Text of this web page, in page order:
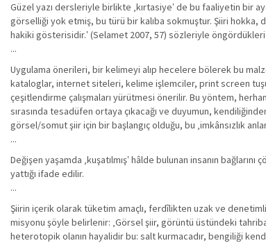
Güzel yazı dersleriyle birlikte ‚kırtasiye‛ de bu faaliyetin bir
görselliği yok etmiş, bu türü bir kalıba sokmuştur. Şiiri
hakiki gösterisidir.‛ (Selamet 2007, 57) sözleriyle öngördükleri
...
Uygulama önerileri, bir kelimeyi alıp hecelere bölerek bu
kataloglar, internet siteleri, kelime işlemciler, print screen
çeşitlendirme çalışmaları yürütmesi önerilir. Bu yöntem,
sırasında tesadüfen ortaya çıkacağı ve duyumun,
görsel/somut şiir için bir başlangıç olduğu, bu ‚imkânsızlık
...
Değişen yaşamda ‚kuşatılmış‛ hâlde bulunan insanın
yattığı ifade edilir.
...
Şiirin içerik olarak tüketim amaçlı, ferdîlikten uzak ve
misyonu şöyle belirlenir: ‚Görsel şiir, görüntü üstündeki
heterotopik olanın hayalidir bu: salt kurmacadır, bengiliği